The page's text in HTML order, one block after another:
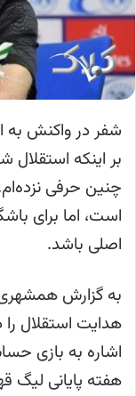
شفر در واکنش به
بر اینکه استقلال
چنین حرفی
است، اما برای
اصلی باشد.
به گزارش همشهری
هدایت استقلال را
اشاره به بازی